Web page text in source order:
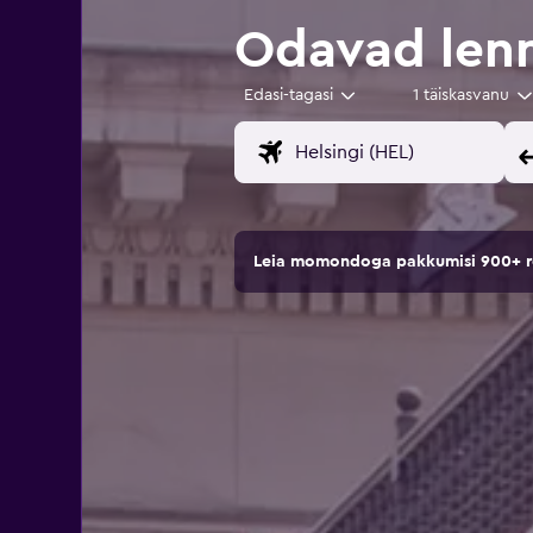
Odavad
Edasi-tagasi 1 täiskasvanu
Leia momondoga pakkumisi 900+